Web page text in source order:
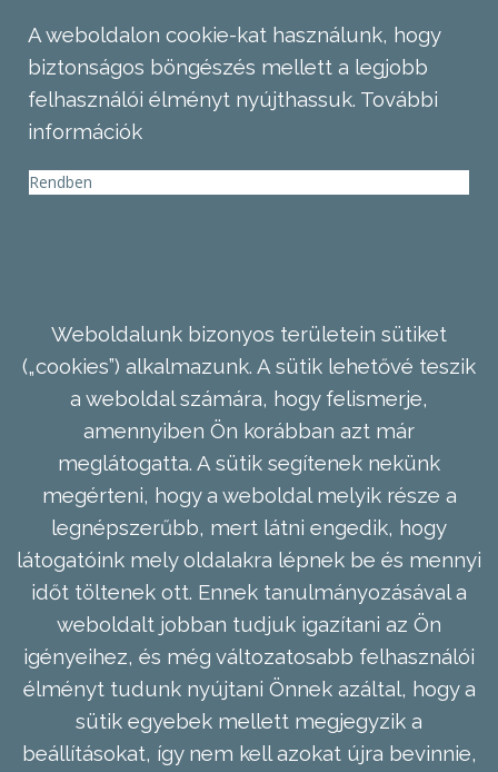
A weboldalon cookie-kat használunk, hogy
biztonságos böngészés mellett a legjobb
felhasználói élményt nyújthassuk. További
információk
Rendben
Weboldalunk bizonyos területein sütiket
(„cookies”) alkalmazunk. A sütik lehetővé teszik
a weboldal számára, hogy felismerje,
amennyiben Ön korábban azt már
meglátogatta. A sütik segítenek nekünk
megérteni, hogy a weboldal melyik része a
legnépszerűbb, mert látni engedik, hogy
látogatóink mely oldalakra lépnek be és mennyi
időt töltenek ott. Ennek tanulmányozásával a
weboldalt jobban tudjuk igazítani az Ön
igényeihez, és még változatosabb felhasználói
élményt tudunk nyújtani Önnek azáltal, hogy a
sütik egyebek mellett megjegyzik a
beállításokat, így nem kell azokat újra bevinnie,